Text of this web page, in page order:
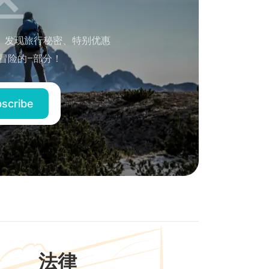
现旅行秘密、特别优惠
险的–部分！
法律